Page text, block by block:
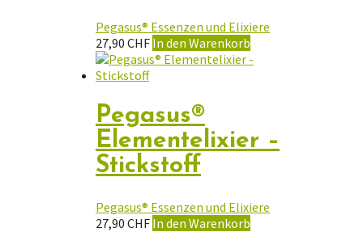
Pegasus® Essenzen und Elixiere
27,90 CHF In den Warenkorb
Pegasus®
Elementelixier –
Stickstoff
Pegasus® Essenzen und Elixiere
27,90 CHF In den Warenkorb